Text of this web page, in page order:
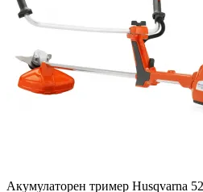
Акумулаторен тример Husqvarna